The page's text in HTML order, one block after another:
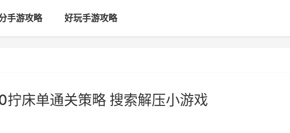
手游攻略 好玩手游攻略
拧床单通关策略 搜索解压小游戏